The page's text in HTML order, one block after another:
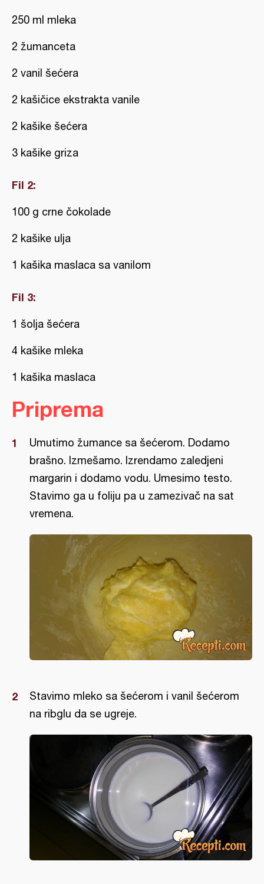
250 ml mleka
2 žumanceta
2 vanil šećera
2 kašičice ekstrakta vanile
2 kašike šećera
3 kašike griza
Fil 2:
100 g crne čokolade
2 kašike ulja
1 kašika maslaca sa vanilom
Fil 3:
1 šolja šećera
4 kašike mleka
1 kašika maslaca
Priprema
Umutimo žumance sa šećerom. Dodamo
brašno. Izmešamo. Izrendamo zaledjeni
margarin i dodamo vodu. Umesimo testo.
Stavimo ga u foliju pa u zamezivač na sat
vremena.
Stavimo mleko sa šećerom i vanil šećerom
na ribglu da se ugreje.